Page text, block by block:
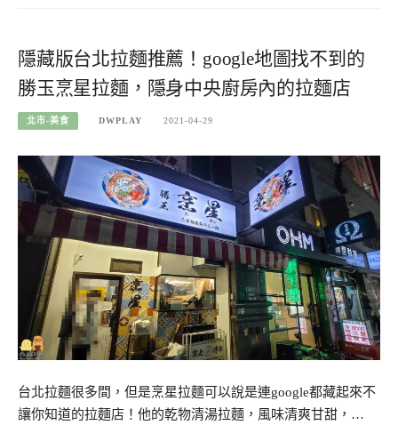
隱藏版台北拉麵推薦！google地圖找不到的
勝玉烹星拉麵，隱身中央廚房內的拉麵店
北市-美食 DWPLAY 2021-04-29
台北拉麵很多間，但是烹星拉麵可以說是連google都藏起來不
讓你知道的拉麵店！他的乾物清湯拉麵，風味清爽甘甜，…